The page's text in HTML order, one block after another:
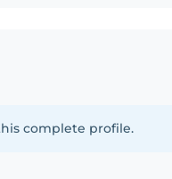
complete profile.